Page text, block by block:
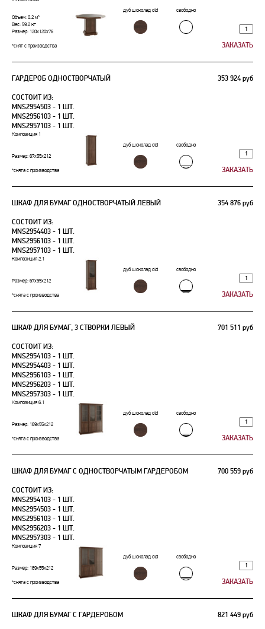
дуб шоколад old
свободно
Объем: 0.2 м³
Вес: 59.2 кг
Размер: 120x120x76
*снят с производства
ГАРДЕРОБ ОДНОСТВОРЧАТЫЙ
СОСТОИТ ИЗ:
MNS2954503 - 1 ШТ.
MNS2956103 - 1 ШТ.
MNS2957103 - 1 ШТ.
353 924 руб
Композиция 1
дуб шоколад old
свободно
Размер: 67х55х212
*снята с производства
ШКАФ ДЛЯ БУМАГ ОДНОСТВОРЧАТЫЙ ЛЕВЫЙ
СОСТОИТ ИЗ:
MNS2954403 - 1 ШТ.
MNS2956103 - 1 ШТ.
MNS2957103 - 1 ШТ.
354 876 руб
Композиция 2.1
дуб шоколад old
свободно
Размер: 67х55х212
*снята с производства
ШКАФ ДЛЯ БУМАГ, 3 СТВОРКИ ЛЕВЫЙ
СОСТОИТ ИЗ:
MNS2954103 - 1 ШТ.
MNS2954403 - 1 ШТ.
MNS2956103 - 1 ШТ.
MNS2956203 - 1 ШТ.
MNS2957303 - 1 ШТ.
701 511 руб
Композиция 6.1
дуб шоколад old
свободно
Размер: 169х55х212
*снята с производства
ШКАФ ДЛЯ БУМАГ С ОДНОСТВОРЧАТЫМ ГАРДЕРОБОМ
СОСТОИТ ИЗ:
MNS2954103 - 1 ШТ.
MNS2954503 - 1 ШТ.
MNS2956103 - 1 ШТ.
MNS2956203 - 1 ШТ.
MNS2957303 - 1 ШТ.
700 559 руб
Композиция 7
дуб шоколад old
свободно
Размер: 169х55х212
*снята с производства
ШКАФ ДЛЯ БУМАГ С ГАРДЕРОБОМ 821 449 руб